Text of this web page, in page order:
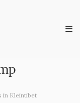
in Kleintibet